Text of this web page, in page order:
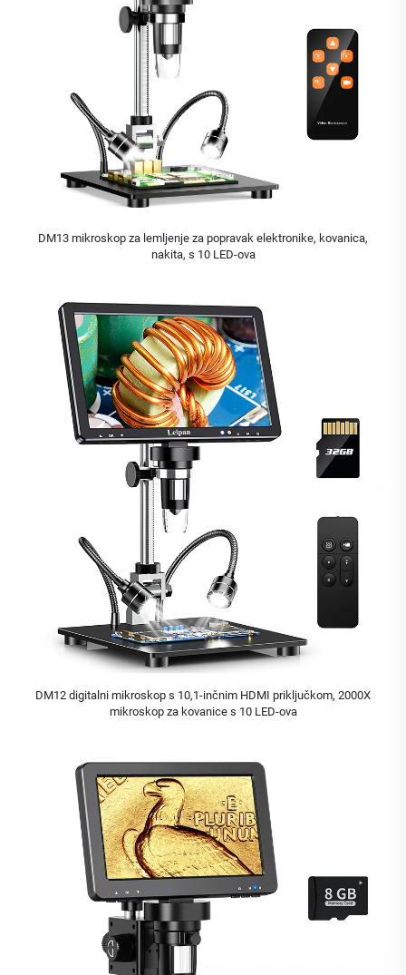
DM13 mikroskop za lemljenje za popravak elektronike, kovanica,
nakita, s 10 LED-ova
DM12 digitalni mikroskop s 10,1-inčnim HDMI priključkom, 2000X
mikroskop za kovanice s 10 LED-ova